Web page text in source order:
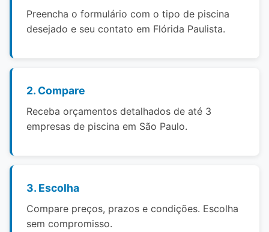
Preencha o formulário com o tipo de piscina
desejado e seu contato em Flórida Paulista.
2. Compare
Receba orçamentos detalhados de até 3
empresas de piscina em São Paulo.
3. Escolha
Compare preços, prazos e condições. Escolha
sem compromisso.